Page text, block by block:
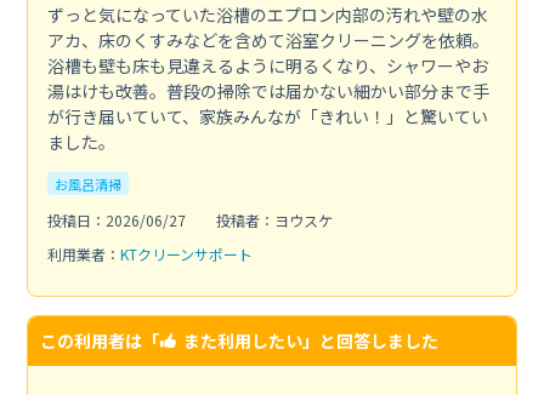
ずっと気になっていた浴槽のエプロン内部の汚れや壁の水
アカ、床のくすみなどを含めて浴室クリーニングを依頼。
浴槽も壁も床も見違えるように明るくなり、シャワーやお
湯はけも改善。普段の掃除では届かない細かい部分まで手
が行き届いていて、家族みんなが「きれい！」と驚いてい
ました。
お風呂清掃
投稿日：2026/06/27
投稿者：ヨウスケ
利用業者： KTクリーンサポート
この利用者は「 また利用したい」と回答しました